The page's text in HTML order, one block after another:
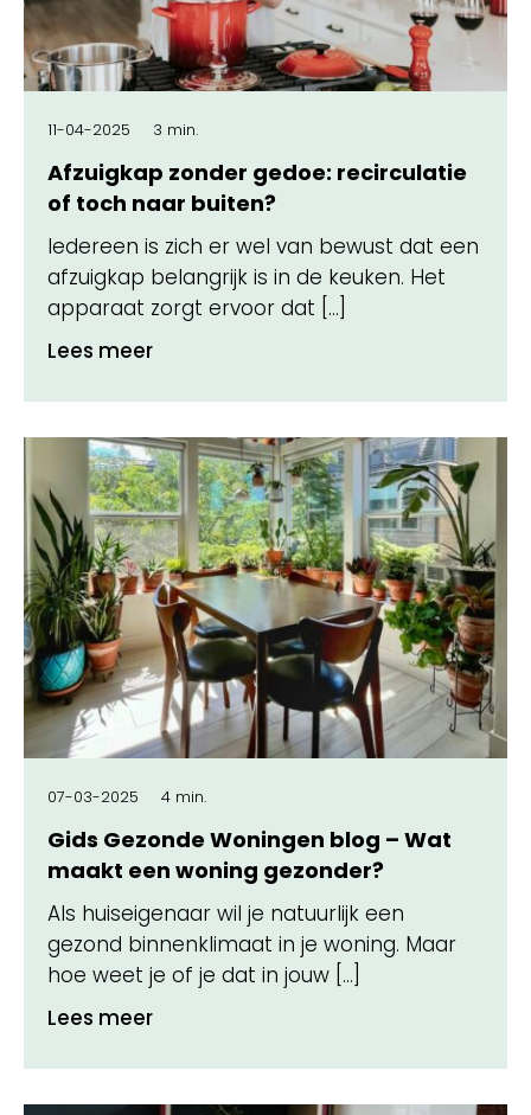
11-04-2025 3 min.
Afzuigkap zonder gedoe: recirculatie
of toch naar buiten?
Iedereen is zich er wel van bewust dat een
afzuigkap belangrijk is in de keuken. Het
apparaat zorgt ervoor dat […]
Lees meer
07-03-2025 4 min.
Gids Gezonde Woningen blog – Wat
maakt een woning gezonder?
Als huiseigenaar wil je natuurlijk een
gezond binnenklimaat in je woning. Maar
hoe weet je of je dat in jouw […]
Lees meer